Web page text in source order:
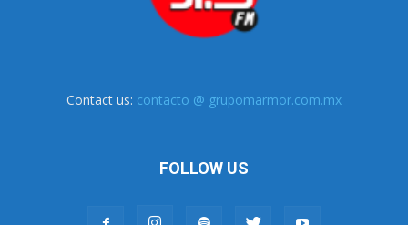
Contact us: contacto @ grupomarmor.com.mx
FOLLOW US